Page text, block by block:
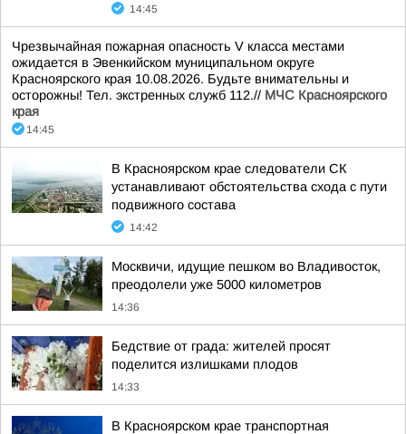
14:45
Чрезвычайная пожарная опасность V класса местами
ожидается в Эвенкийском муниципальном округе
Красноярского края 10.08.2026. Будьте внимательны и
осторожны! Тел. экстренных служб 112.// МЧС Красноярского
края
14:45
В Красноярском крае следователи СК
устанавливают обстоятельства схода с пути
подвижного состава
14:42
Москвичи, идущие пешком во Владивосток,
преодолели уже 5000 километров
14:36
Бедствие от града: жителей просят
поделится излишками плодов
14:33
В Красноярском крае транспортная